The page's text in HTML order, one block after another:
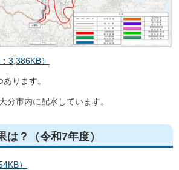
3,386KB）
ります。
分市内に配水しています。
は？（令和7年度）
）